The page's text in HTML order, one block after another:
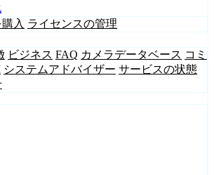
入 ライセンスの管理
ビジネス FAQ カメラデータベース コミ
システムアドバイザー サービスの状態